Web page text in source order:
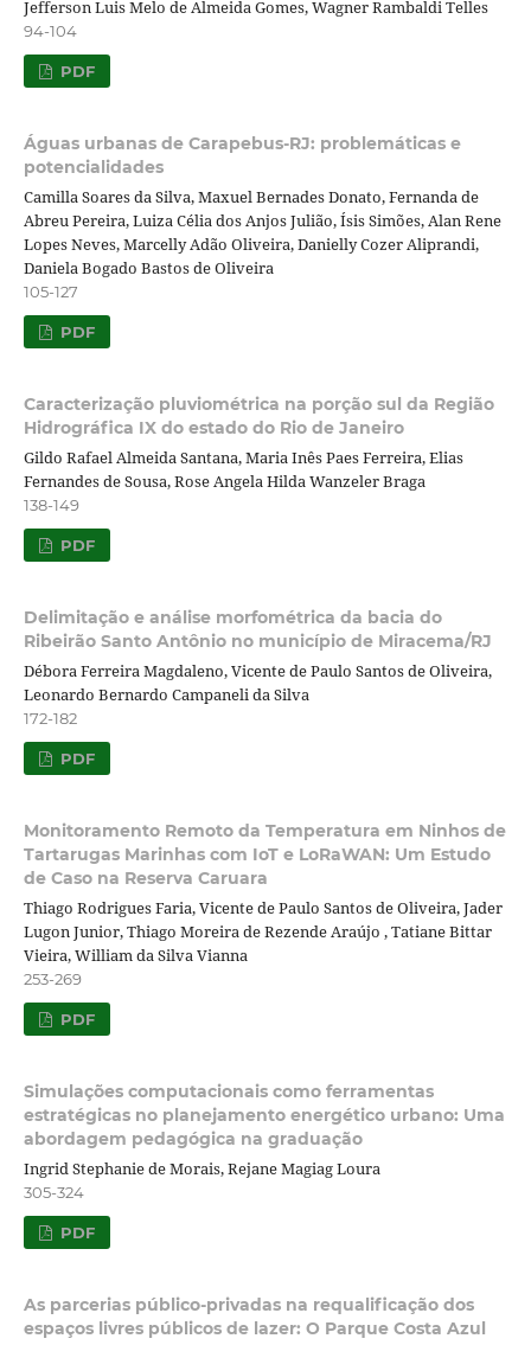
Jefferson Luis Melo de Almeida Gomes, Wagner Rambaldi Telles
94-104
PDF
Águas urbanas de Carapebus-RJ: problemáticas e
potencialidades
Camilla Soares da Silva, Maxuel Bernades Donato, Fernanda de
Abreu Pereira, Luiza Célia dos Anjos Julião, Ísis Simões, Alan Rene
Lopes Neves, Marcelly Adão Oliveira, Danielly Cozer Aliprandi,
Daniela Bogado Bastos de Oliveira
105-127
PDF
Caracterização pluviométrica na porção sul da Região
Hidrográfica IX do estado do Rio de Janeiro
Gildo Rafael Almeida Santana, Maria Inês Paes Ferreira, Elias
Fernandes de Sousa, Rose Angela Hilda Wanzeler Braga
138-149
PDF
Delimitação e análise morfométrica da bacia do
Ribeirão Santo Antônio no município de Miracema/RJ
Débora Ferreira Magdaleno, Vicente de Paulo Santos de Oliveira,
Leonardo Bernardo Campaneli da Silva
172-182
PDF
Monitoramento Remoto da Temperatura em Ninhos de
Tartarugas Marinhas com IoT e LoRaWAN: Um Estudo
de Caso na Reserva Caruara
Thiago Rodrigues Faria, Vicente de Paulo Santos de Oliveira, Jader
Lugon Junior, Thiago Moreira de Rezende Araújo , Tatiane Bittar
Vieira, William da Silva Vianna
253-269
PDF
Simulações computacionais como ferramentas
estratégicas no planejamento energético urbano: Uma
abordagem pedagógica na graduação
Ingrid Stephanie de Morais, Rejane Magiag Loura
305-324
PDF
As parcerias público-privadas na requalificação dos
espaços livres públicos de lazer: O Parque Costa Azul